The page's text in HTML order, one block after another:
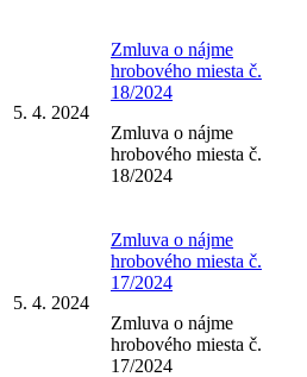
5. 4. 2024
Zmluva o nájme
hrobového miesta č.
18/2024
Zmluva o nájme
hrobového miesta č.
18/2024
5. 4. 2024
Zmluva o nájme
hrobového miesta č.
17/2024
Zmluva o nájme
hrobového miesta č.
17/2024